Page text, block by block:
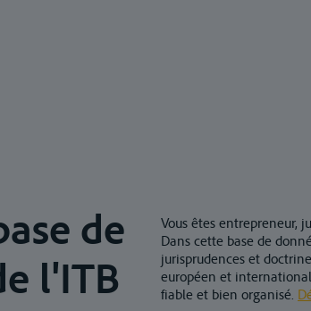
de
l'ITB
Vous êtes entrepreneur,
Dans cette base de
jurisprudences et
européen et
fiable et bien organisé.